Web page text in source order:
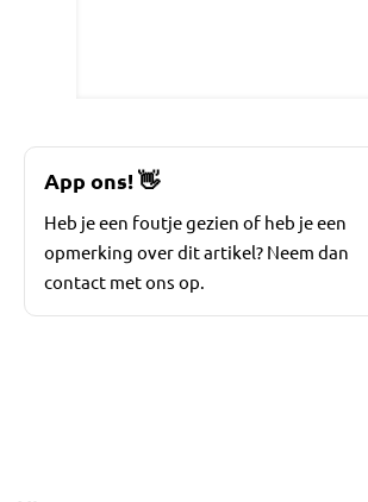
App ons!👋
Heb je een foutje gezien of heb je een
opmerking over dit artikel? Neem dan
contact met ons op.